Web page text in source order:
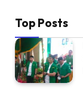
Top Posts